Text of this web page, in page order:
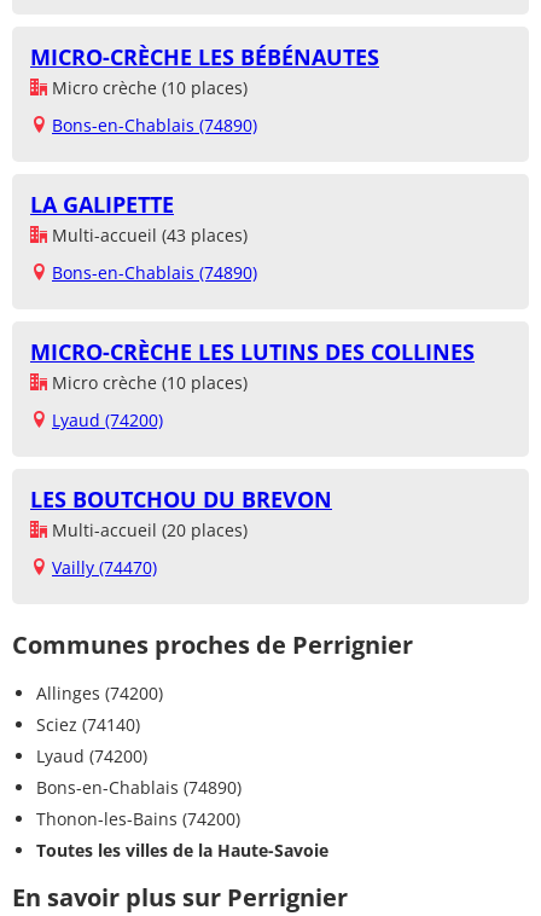
MICRO-CRÈCHE LES BÉBÉNAUTES
Micro crèche (10 places)
Bons-en-Chablais (74890)
LA GALIPETTE
Multi-accueil (43 places)
Bons-en-Chablais (74890)
MICRO-CRÈCHE LES LUTINS DES COLLINES
Micro crèche (10 places)
Lyaud (74200)
LES BOUTCHOU DU BREVON
Multi-accueil (20 places)
Vailly (74470)
Communes proches de Perrignier
Allinges (74200)
Sciez (74140)
Lyaud (74200)
Bons-en-Chablais (74890)
Thonon-les-Bains (74200)
Toutes les villes de la Haute-Savoie
En savoir plus sur Perrignier